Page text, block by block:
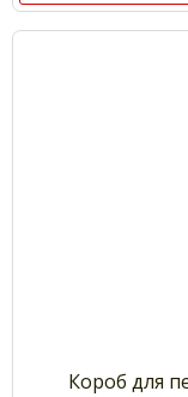
Короб для